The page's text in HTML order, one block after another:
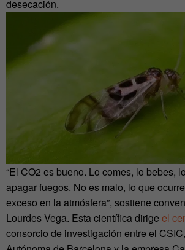
desecación.
“El CO2 es bueno. Lo comes, lo bebes,
apagar fuegos. No es malo, lo que
exceso en la atmósfera”, sostiene
Lourdes Vega. Esta científica dirige el
consorcio de investigación entre el